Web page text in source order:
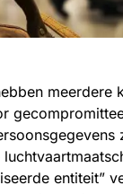
meerdere
entiteit”